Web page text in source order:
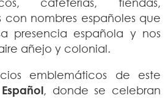
con nombres españoles que
presencia española y nos
añejo y colonial.
emblemáticos de este
, donde se celebran